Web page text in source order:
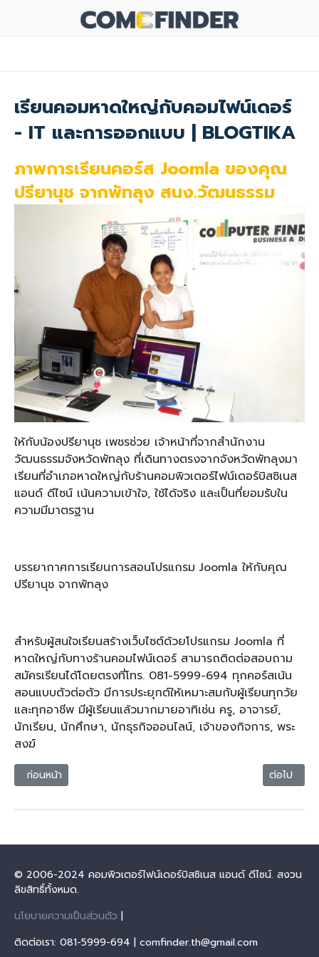
เรียนคอมหาดใหญ่กับคอมไฟน์เดอร์
- IT และการออกแบบ | BLOGTIKA
ภาพการเรียนคอร์ส Joomla ของคุณ
ปรียานุช จากพัทลุง สนง.วัฒนธรรม
ให้กับน้องปรียานุช เพชรช่วย เจ้าหน้าที่จากสำนักงาน
วัฒนธรรมจังหวัดพัทลุง ที่เดินทางตรงจากจังหวัดพัทลุงมา
เรียนที่อำเภอหาดใหญ่กับร้านคอมพิวเตอร์ไฟน์เดอร์บิสซิเนส
แอนด์ ดีไซน์ เน้นความเข้าใจ, ใช้ได้จริง และเป็นที่ยอมรับใน
ความมีมาตรฐาน
บรรยากาศการเรียนการสอนโปรแกรม Joomla ให้กับคุณ
ปรียานุช จากพัทลุง
สำหรับผู้สนใจเรียนสร้างเว็บไซต์ด้วยโปรแกรม Joomla ที่
หาดใหญ่กับทางร้านคอมไฟน์เดอร์ สามารถติดต่อสอบถาม
สมัครเรียนได้โดยตรงที่โทร. 081-5999-694 ทุกคอร์สเน้น
สอนแบบตัวต่อตัว มีการประยุกต์ให้เหมาะสมกับผู้เรียนทุกวัย
และทุกอาชีพ มีผู้เรียนแล้วมากมายอาทิเช่น ครู, อาจารย์,
นักเรียน, นักศึกษา, นักธุรกิจออนไลน์, เจ้าของกิจการ, พระ
สงฆ์
เนื้อหาก่อนหน้า: Joomla Coffee Shop ภาพคอร์สสร้างเว็บไซต์ที่หาด
ก่อนหน้า เนื้อหาถัด
ต่อไป
© 2006-2024 คอมพิวเตอร์ไฟน์เดอร์บิสซิเนส แอนด์ ดีไซน์. สงวน
ลิขสิทธิ์ทั้งหมด.
นโยบายความเป็นส่วนตัว |
ติดต่อเรา: 081-5999-694 | comfinder.th@gmail.com